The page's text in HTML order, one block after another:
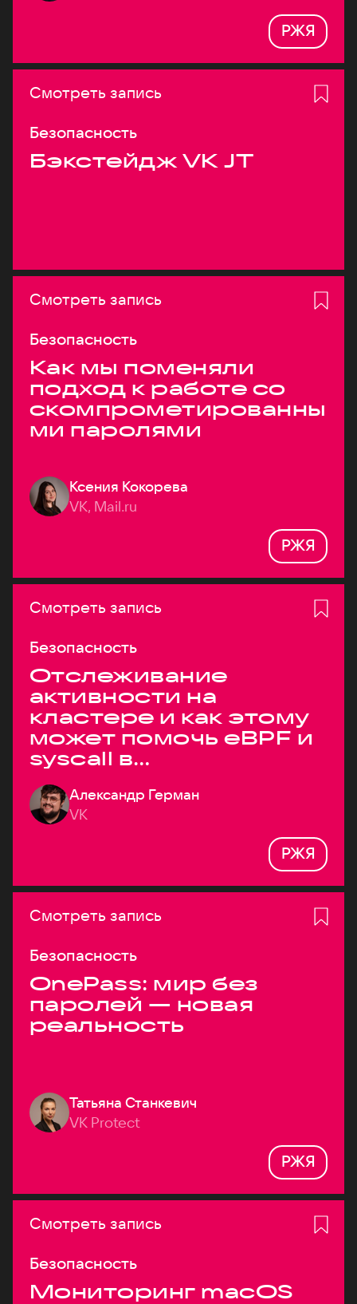
РЖЯ
Смотреть запись
Безопасность
Бэкстейдж VK JT
Смотреть запись
Безопасность
Как мы поменяли
подход к работе со
скомпрометированны
ми паролями
Ксения Кокорева
VK, Mail.ru
РЖЯ
Смотреть запись
Безопасность
Отслеживание
активности на
кластере и как этому
может помочь eBPF и
syscall в
высоконагруженных
системах
Александр Герман
VK
РЖЯ
Смотреть запись
Безопасность
OnePass: мир без
паролей — новая
реальность
Татьяна Станкевич
VK Protect
РЖЯ
Смотреть запись
Безопасность
Мониторинг macOS